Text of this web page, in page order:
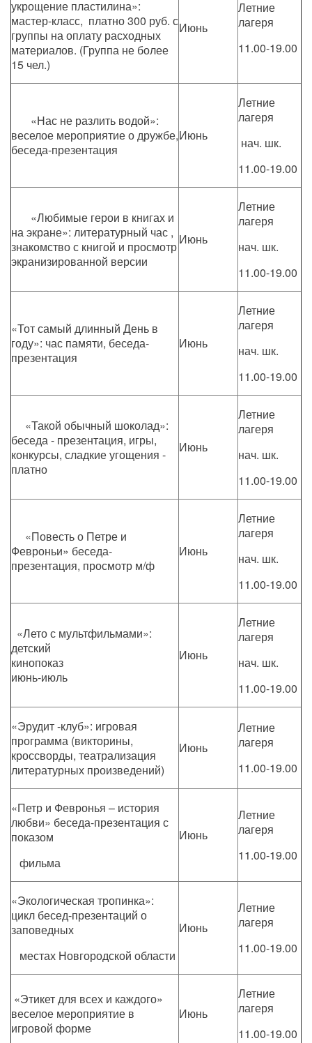
укрощение пластилина»:
мастер-класс, платно 300 руб. с
группы на оплату расходных
материалов. (Группа не более
15 чел.)
Июнь
Летние
лагеря
11.00-19.00
«Нас не разлить водой»:
веселое мероприятие о дружбе,
беседа-презентация
Июнь
Летние
лагеря
нач. шк.
11.00-19.00
«Любимые герои в книгах и
на экране»: литературный час ,
знакомство с книгой и просмотр
экранизированной версии
Июнь
Летние
лагеря
нач. шк.
11.00-19.00
«Тот самый длинный День в
году»: час памяти, беседа-
презентация
Июнь
Летние
лагеря
нач. шк.
11.00-19.00
«Такой обычный шоколад»:
беседа - презентация, игры,
конкурсы, сладкие угощения -
платно
Июнь
Летние
лагеря
нач. шк.
11.00-19.00
«Повесть о Петре и
Февроньи» беседа-
презентация, просмотр м/ф
Июнь
Летние
лагеря
нач. шк.
11.00-19.00
«Лето с мультфильмами»:
детский
кинопоказ
июнь-июль
Июнь
Летние
лагеря
нач. шк.
11.00-19.00
«Эрудит -клуб»: игровая
программа (викторины,
кроссворды, театрализация
литературных произведений)
Июнь
Летние
лагеря
11.00-19.00
«Петр и Февронья – история
любви» беседа-презентация с
показом
фильма
Июнь
Летние
лагеря
11.00-19.00
«Экологическая тропинка»:
цикл бесед-презентаций о
заповедных
местах Новгородской области
Июнь
Летние
лагеря
11.00-19.00
«Этикет для всех и каждого»
веселое мероприятие в
игровой форме
Июнь
Летние
лагеря
11.00-19.00